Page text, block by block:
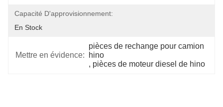
Capacité D'approvisionnement:
En Stock
Mettre en évidence:
pièces de rechange pour camion
hino
, pièces de moteur diesel de hino